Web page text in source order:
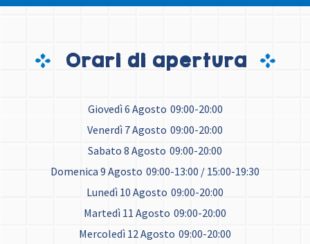
Orari di apertura
Giovedì 6 Agosto 09:00-20:00
Venerdì 7 Agosto 09:00-20:00
Sabato 8 Agosto 09:00-20:00
Domenica 9 Agosto 09:00-13:00 / 15:00-19:30
Lunedì 10 Agosto 09:00-20:00
Martedì 11 Agosto 09:00-20:00
Mercoledì 12 Agosto 09:00-20:00